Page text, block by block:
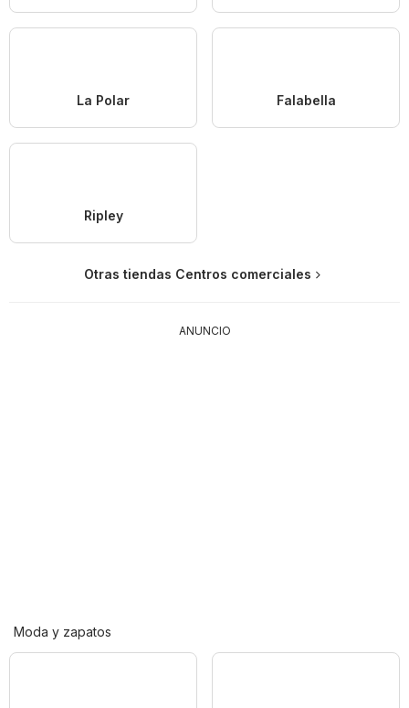
La Polar Falabella
Ripley
Otras tiendas Centros comerciales
ANUNCIO
Moda y zapatos